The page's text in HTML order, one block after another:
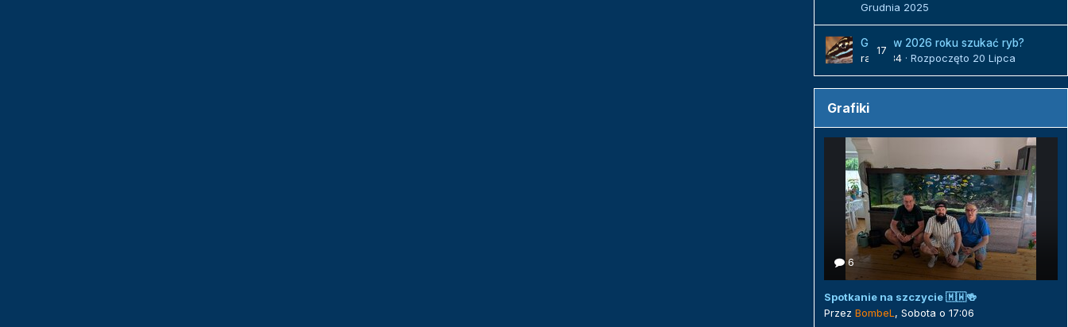
Grudnia 2025
17
Gdzie w 2026 roku szukać ryb?
radek84 · Rozpoczęto 20 Lipca
Grafiki
6
Spotkanie na szczycie 🇲🇼🍻
Przez BombeL , Sobota o 17:06